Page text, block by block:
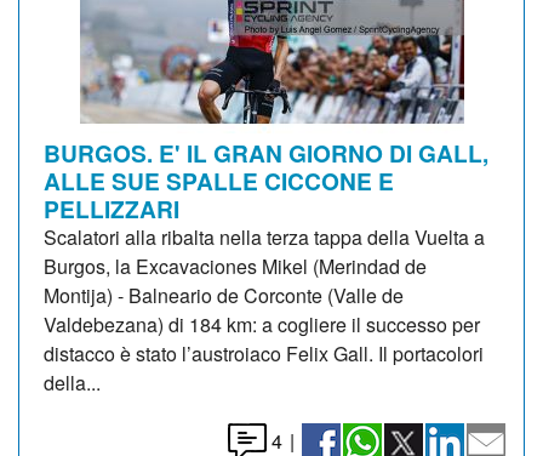
BURGOS. E' IL GRAN GIORNO DI GALL,
ALLE SUE SPALLE CICCONE E
PELLIZZARI
Scalatori alla ribalta nella terza tappa della Vuelta a
Burgos, la Excavaciones Mikel (Merindad de
Montija) - Balneario de Corconte (Valle de
Valdebezana) di 184 km: a cogliere il successo per
distacco è stato l’austroiaco Felix Gall. Il portacolori
della...
4 |